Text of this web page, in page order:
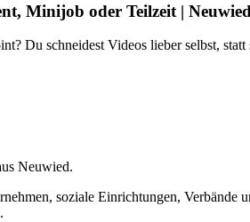
Minijob oder Teilzeit |
Du schneidest Videos lieber selbst,
Neuwied.
soziale Einrichtungen, Verbände